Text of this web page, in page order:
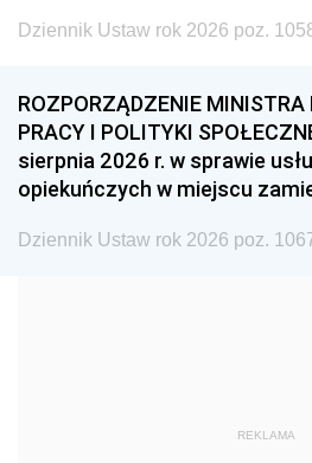
1999 1998
1993 1992
1990 1989
1987 1986
1984 1983
Dziennik Ustaw rok 2026 poz.
ROZPORZĄDZENIE MINISTRA
PRACY I POLITYKI
sierpnia 2026 r. w sprawie
opiekuńczych w miejscu
Dziennik Ustaw rok 2026 poz.
REKLAMA